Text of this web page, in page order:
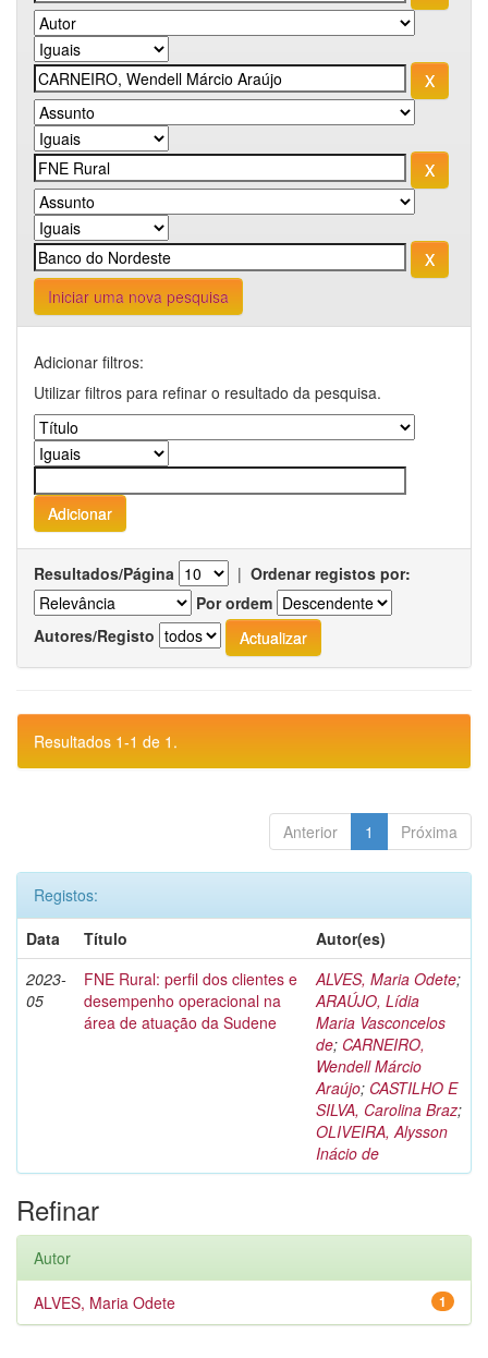
Iniciar uma nova pesquisa
Adicionar filtros:
Utilizar filtros para refinar o resultado da pesquisa.
Resultados/Página | Ordenar registos por:
Por ordem
Autores/Registo
Resultados 1-1 de 1.
Anterior 1 Próxima
Registos:
Data
Título
Autor(es)
2023-
05
FNE Rural: perfil dos clientes e
desempenho operacional na
área de atuação da Sudene
ALVES, Maria Odete;
ARAÚJO, Lídia
Maria Vasconcelos
de; CARNEIRO,
Wendell Márcio
Araújo; CASTILHO E
SILVA, Carolina Braz;
OLIVEIRA, Alysson
Inácio de
Refinar
Autor
1
ALVES, Maria Odete